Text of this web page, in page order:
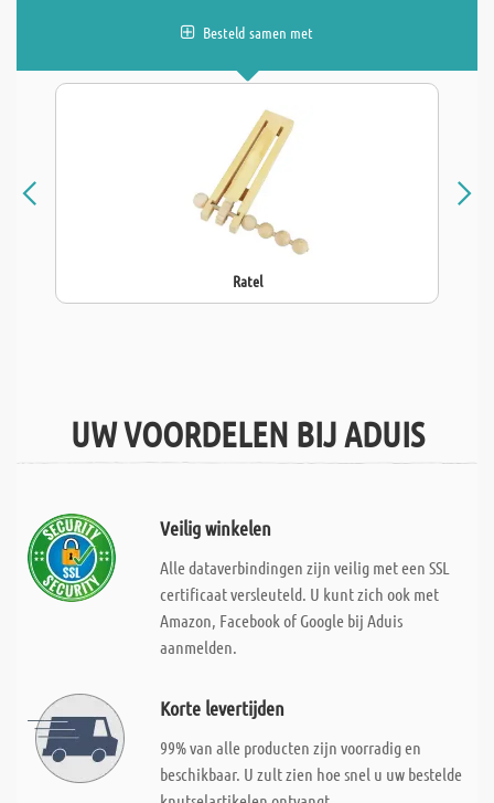
Besteld samen met
Ratel
UW VOORDELEN BIJ ADUIS
Veilig winkelen
Alle dataverbindingen zijn veilig met een SSL
certificaat versleuteld. U kunt zich ook met
Amazon, Facebook of Google bij Aduis
aanmelden.
Korte levertijden
99% van alle producten zijn voorradig en
beschikbaar. U zult zien hoe snel u uw bestelde